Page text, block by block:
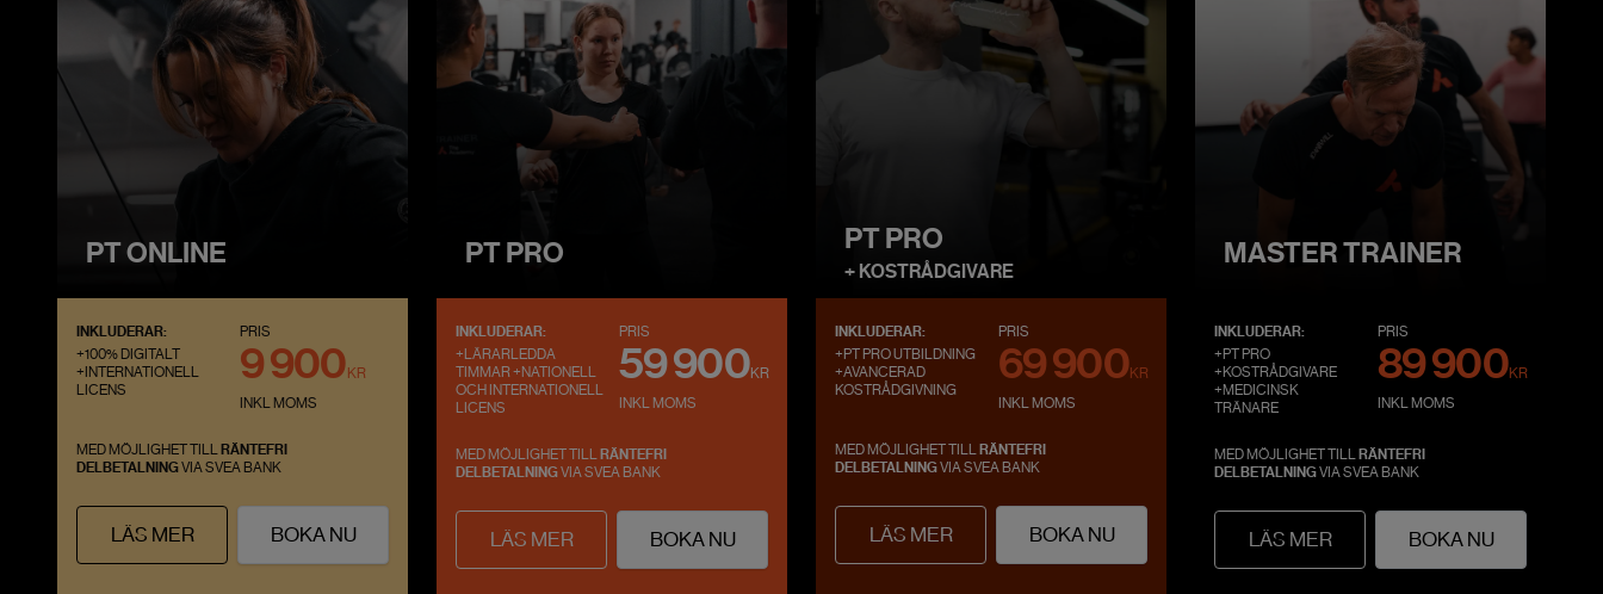
PT ONLINE
INKLUDERAR:
+100% DIGITALT
+INTERNATIONELL
LICENS
PRIS
9 900KR
INKL MOMS
MED MÖJLIGHET TILL RÄNTEFRI
DELBETALNINGVIA SVEA BANK
LÄS MER BOKA NU
PT PRO
INKLUDERAR:
+LÄRARLEDDA
TIMMAR +NATIONELL
OCH INTERNATIONELL
LICENS
PRIS
59 900KR
INKL MOMS
MED MÖJLIGHET TILL RÄNTEFRI
DELBETALNINGVIA SVEA BANK
LÄS MER BOKA NU
PT PRO
+ KOSTRÅDGIVARE
INKLUDERAR:
+PT PRO UTBILDNING
+AVANCERAD
KOSTRÅDGIVNING
PRIS
69 900KR
INKL MOMS
MED MÖJLIGHET TILL RÄNTEFRI
DELBETALNINGVIA SVEA BANK
LÄS MER BOKA NU
MASTER TRAINER
INKLUDERAR:
+PT PRO
+KOSTRÅDGIVARE
+MEDICINSK
TRÄNARE
PRIS
89 900KR
INKL MOMS
MED MÖJLIGHET TILL RÄNTEFRI
DELBETALNINGVIA SVEA BANK
LÄS MER BOKA NU